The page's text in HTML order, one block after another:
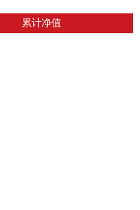
累计净值